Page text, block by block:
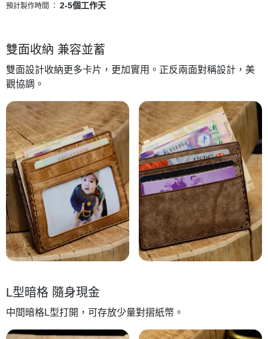
預計製作時間 ： 2-5個工作天
雙面收納 兼容並蓄
雙面設計收納更多卡片，更加實用。正反兩面對稱設計，美
觀協調。
L型暗格 隨身現金
中間暗格L型打開，可存放少量對摺紙幣。